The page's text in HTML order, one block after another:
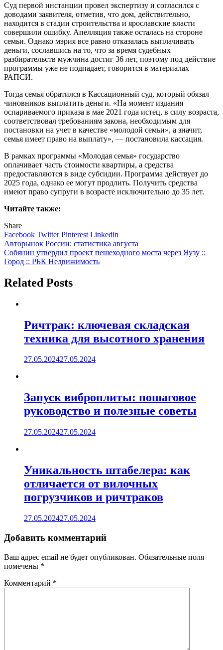
Суд первой инстанции провел экспертизу и согласился с
доводами заявителя, отметив, что дом, действительно,
находится в стадии строительства и ярославские власти
совершили ошибку. Апелляция также осталась на стороне
cемьи. Однако мэрия все равно отказалась выплачивать
деньги, сославшись на то, что за время судебных
разбирательств мужчина достиг 36 лет, поэтому под действие
программы уже не подпадает, говорится в материалах
РАПСИ.
Тогда семья обратился в Кассационный суд, который обязал
чиновников выплатить деньги. «На момент издания
оспариваемого приказа в мае 2021 года истец, в силу возраста,
соответствовал требованиям закона, необходимым для
постановки на учет в качестве «молодой семьи», а значит,
семья имеет право на выплату», — постановила кассация.
В рамках программы «Молодая семья» государство
оплачивает часть стоимости квартиры, а средства
предоставляются в виде субсидии. Программа действует до
2025 года, однако ее могут продлить. Получить средства
имеют право супруги в возрасте исключительно до 35 лет.
Читайте также:
Share
Facebook TwitterPinterest Linkedin
Навигация
по
Авторынок России: статистика августа
Собянин утвердил проект пешеходного моста через Яузу ::
Город :: РБК Недвижимость
Related Posts
Ричтрак: ключевая складская
техника для высотного хранения
27.05.202427.05.2024
Запуск виброплиты: пошаговое
руководство и полезные советы
27.05.202427.05.2024
Уникальность штабелера: как
отличается от вилочных
погрузчиков и ричтраков
27.05.202427.05.2024
Добавить комментарий
Ваш адрес email не будет опубликован. Обязательные поля
помечены *
Комментарий *